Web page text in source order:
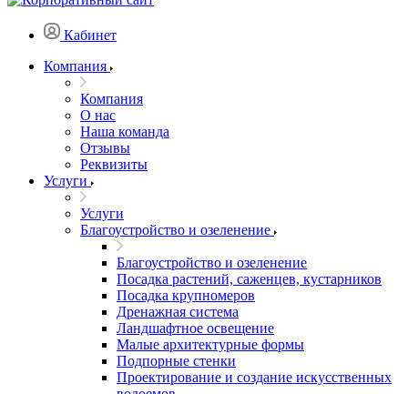
Кабинет
Компания
Компания
О нас
Наша команда
Отзывы
Реквизиты
Услуги
Услуги
Благоустройство и озеленение
Благоустройство и озеленение
Посадка растений, саженцев, кустарников
Посадка крупномеров
Дренажная система
Ландшафтное освещение
Малые архитектурные формы
Подпорные стенки
Проектирование и создание искусственных